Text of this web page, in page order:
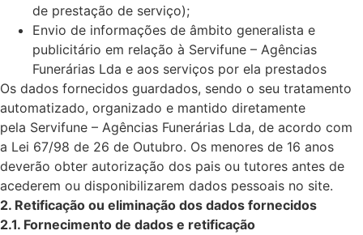
de prestação de serviço);
Envio de informações de âmbito generalista e
publicitário em relação à Servifune – Agências
Funerárias Lda e aos serviços por ela prestados
Os dados fornecidos guardados, sendo o seu tratamento
automatizado, organizado e mantido diretamente
pela Servifune – Agências Funerárias Lda, de acordo com
a Lei 67/98 de 26 de Outubro. Os menores de 16 anos
deverão obter autorização dos pais ou tutores antes de
acederem ou disponibilizarem dados pessoais no site.
2. Retificação ou eliminação dos dados fornecidos
2.1. Fornecimento de dados e retificação